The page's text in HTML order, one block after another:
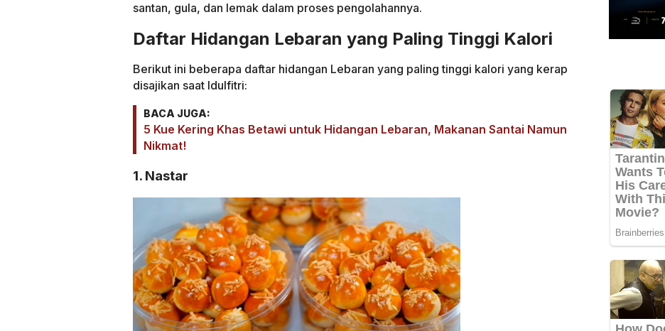
santan, gula, dan lemak dalam proses pengolahannya.
Daftar Hidangan Lebaran yang Paling Tinggi Kalori
Berikut ini beberapa daftar hidangan Lebaran yang paling tinggi kalori yang kerap
disajikan saat Idulfitri:
BACA JUGA:
5 Kue Kering Khas Betawi untuk Hidangan Lebaran, Makanan Santai Namun
Nikmat!
1. Nastar